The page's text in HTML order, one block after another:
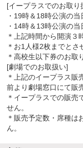
[イープラスでのお取り
・19時＆18時公演の
・14時＆13時公演の
＊上記時間から開演３
＊お1人様2枚までとさ
＊高校生以下券のお取
[劇場でのお取扱い]
＊上記のイープラス販
前より劇場窓口にて販
＊イープラスでの販売
せん。
＊販売予定数・席種は
ん。